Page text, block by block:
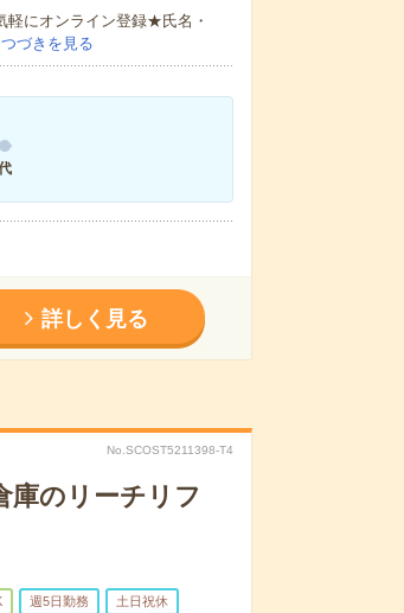
にオンライン登録★氏名・
つづきを見る
詳しく見る
No.SCOST5211398-T4
庫のリーチリフ
週5日勤務 土日祝休